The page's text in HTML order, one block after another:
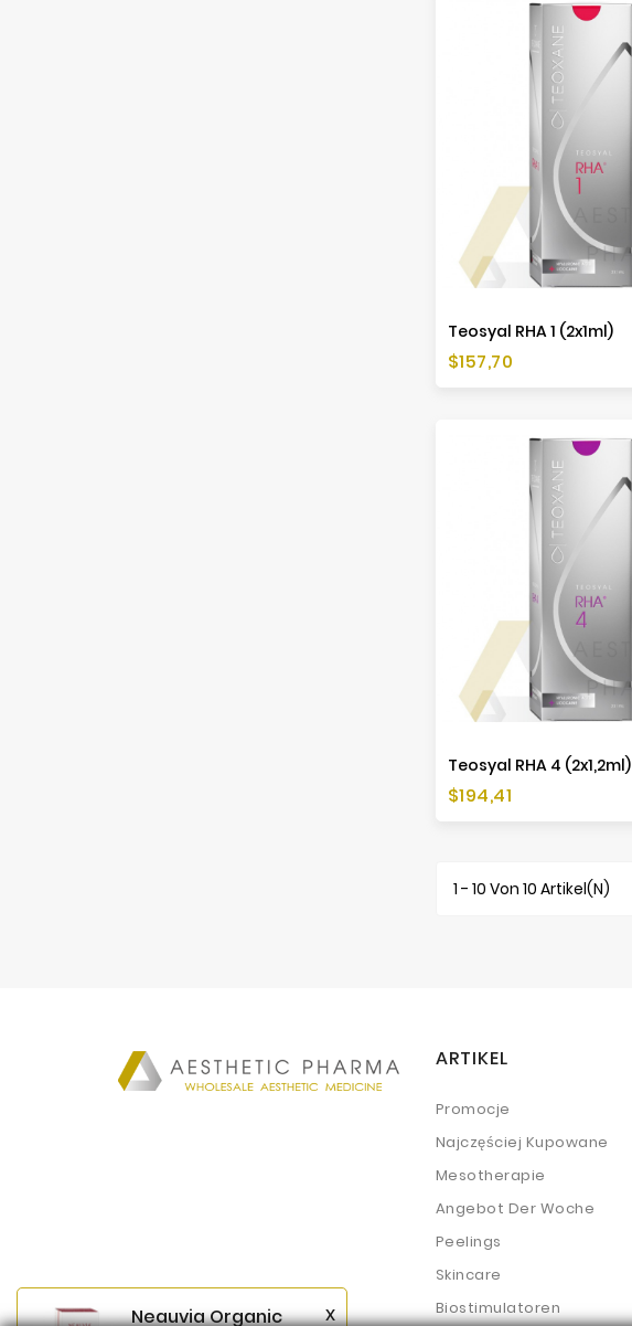
Teosyal RHA 1 (2x1ml)
Preis
$157,70
Teosyal RHA 4 (2x1,2ml)
Preis
$194,41
1 - 10 Von 10 Artikel(n)
ARTIKEL
Promocje
Najczęściej Kupowane
Mesotherapie
Angebot Der Woche
Peelings
Skincare
Biostimulatoren
x
Neauvia Organic